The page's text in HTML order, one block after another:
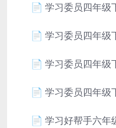
📄 学习委员四年级
📄 学习委员四年级
📄 学习委员四年级
📄 学习委员四年级
📄 学习好帮手六年